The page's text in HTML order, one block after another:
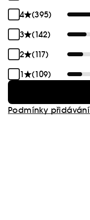
4
(395)
3
(142)
2
(117)
1
(109)
Podmínky